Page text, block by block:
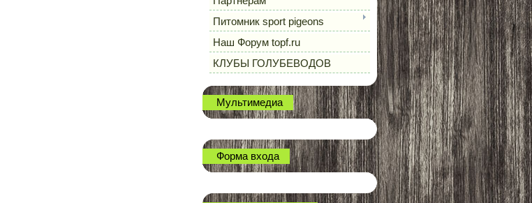
Питомник sport pigeons
Наш Форум topf.ru
КЛУБЫ ГОЛУБЕВОДОВ
Мультимедиа
Форма входа